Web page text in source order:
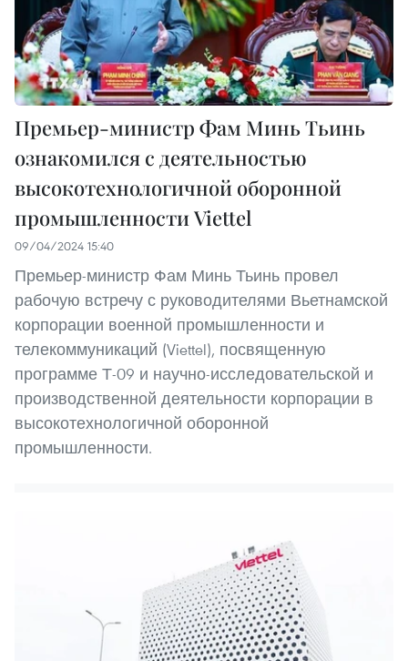
Премьер-министр Фам Минь Тьинь
ознакомился с деятельностью
высокотехнологичной оборонной
промышленности Viettel
09/04/2024 15:40
Премьер-министр Фам Минь Тьинь провел
рабочую встречу с руководителями Вьетнамской
корпорации военной промышленности и
телекоммуникаций (Viettel), посвященную
программе Т-09 и научно-исследовательской и
производственной деятельности корпорации в
высокотехнологичной оборонной
промышленности.